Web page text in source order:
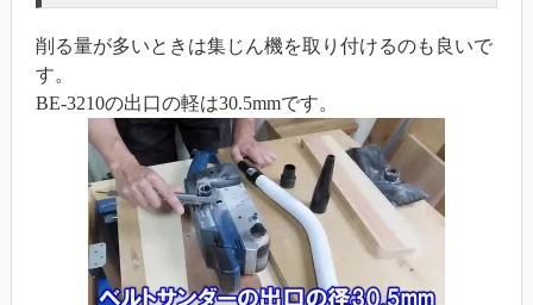
削る量が多いときは集じん機を取り付けるのも良いで
す。
BE-3210の出口の軽は30.5mmです。